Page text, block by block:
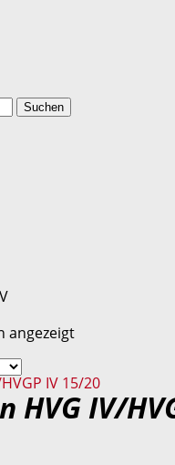
Suchen
angezeigt
HVG IV/